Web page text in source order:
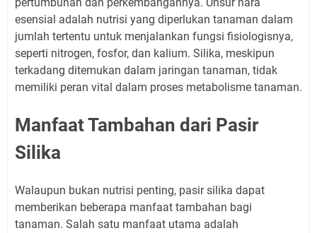
esensial adalah nutrisi yang diperlukan tanaman dalam
jumlah tertentu untuk menjalankan fungsi fisiologisnya,
seperti nitrogen, fosfor, dan kalium. Silika, meskipun
terkadang ditemukan dalam jaringan tanaman, tidak
memiliki peran vital dalam proses metabolisme tanaman.
Manfaat Tambahan dari Pasir
Silika
Walaupun bukan nutrisi penting, pasir silika dapat
memberikan beberapa manfaat tambahan bagi
tanaman. Salah satu manfaat utama adalah